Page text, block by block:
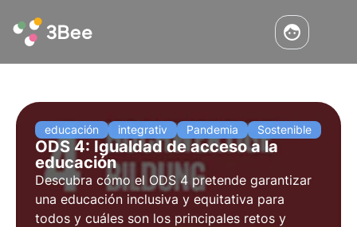
educación integrativ Pandemia Sostenible
ODS 4: Igualdad de acceso a la
educación
Descubra cómo el ODS 4 pretende garantizar
una educación inclusiva y equitativa para
todos y cuáles son los principales retos y